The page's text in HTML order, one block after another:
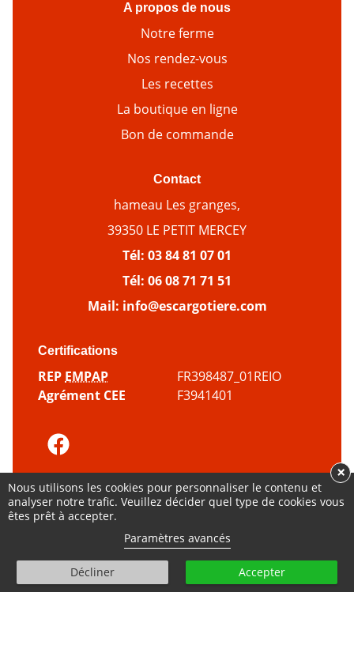
A propos de nous
Notre ferme
Nos rendez-vous
Les recettes
La boutique en ligne
Bon de commande
Contact
hameau Les granges,
39350 LE PETIT MERCEY
Tél: 03 84 81 07 01
Tél: 06 08 71 71 51
Mail: info@escargotiere.com
Certifications
REP EMPAP
FR398487_01REIO
Agrément CEE
F3941401
© Tous droits réservés - 2000 - 2026
Plan du
site
Mentions
légales
Politique
Gestion des
Fait avec amour
parÉlise Poncetet l’agencehounddd.fr
Nous utilisons les cookies pour personnaliser le contenu et
analyser notre trafic. Veuillez décider quel type de cookies vous
êtes prêt à accepter.
Paramètres avancés
Décliner Accepter
×